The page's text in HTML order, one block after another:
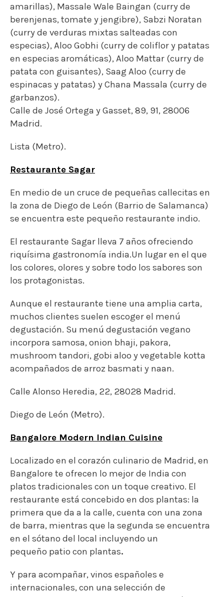
amarillas), Massale Wale Baingan (curry de
berenjenas, tomate y jengibre), Sabzi Noratan
(curry de verduras mixtas salteadas con
especias), Aloo Gobhi (curry de coliflor y patatas
en especias aromáticas), Aloo Mattar (curry de
patata con guisantes), Saag Aloo (curry de
espinacas y patatas) yChana Massala (curry de
garbanzos).
Calle de José Ortega y Gasset, 89, 91, 28006
Madrid.
Lista (Metro).
Restaurante Sagar
En medio de un cruce de pequeñas callecitas en
la zona de Diego de León (Barrio de Salamanca)
se encuentra este pequeño restaurante indio.
El restaurante Sagar lleva 7 años ofreciendo
riquísima gastronomía india.Un lugar en el que
los colores, olores y sobre todo los sabores son
los protagonistas.
Aunque el restaurante tiene una amplia carta,
muchos clientes suelen escoger el menú
degustación. Su menú degustación vegano
incorpora samosa, onion bhaji, pakora,
mushroom tandori, gobi aloo y vegetable kotta
acompañados de arroz basmati y naan.
Calle Alonso Heredia, 22, 28028 Madrid.
Diego de León (Metro).
Bangalore Modern Indian Cuisine
Localizado en el corazón culinario de Madrid, en
Bangalore te ofrecen lo mejor de India con
platos tradicionales con un toque creativo. El
restaurante está concebido en dos plantas: la
primera que da a la calle, cuenta con una zona
de barra, mientras que la segunda se encuentra
en el sótano del local incluyendo un
pequeño patio con plantas.
Y para acompañar, vinos españoles e
internacionales, con una selección de